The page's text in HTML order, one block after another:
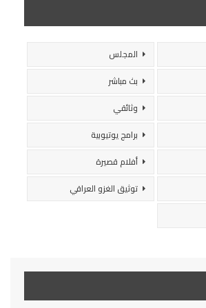
المجلس
بث مباشر
وثائقي
برامج يوتيوبية
أفلام قصيرة
توثيق الغزو العراقي